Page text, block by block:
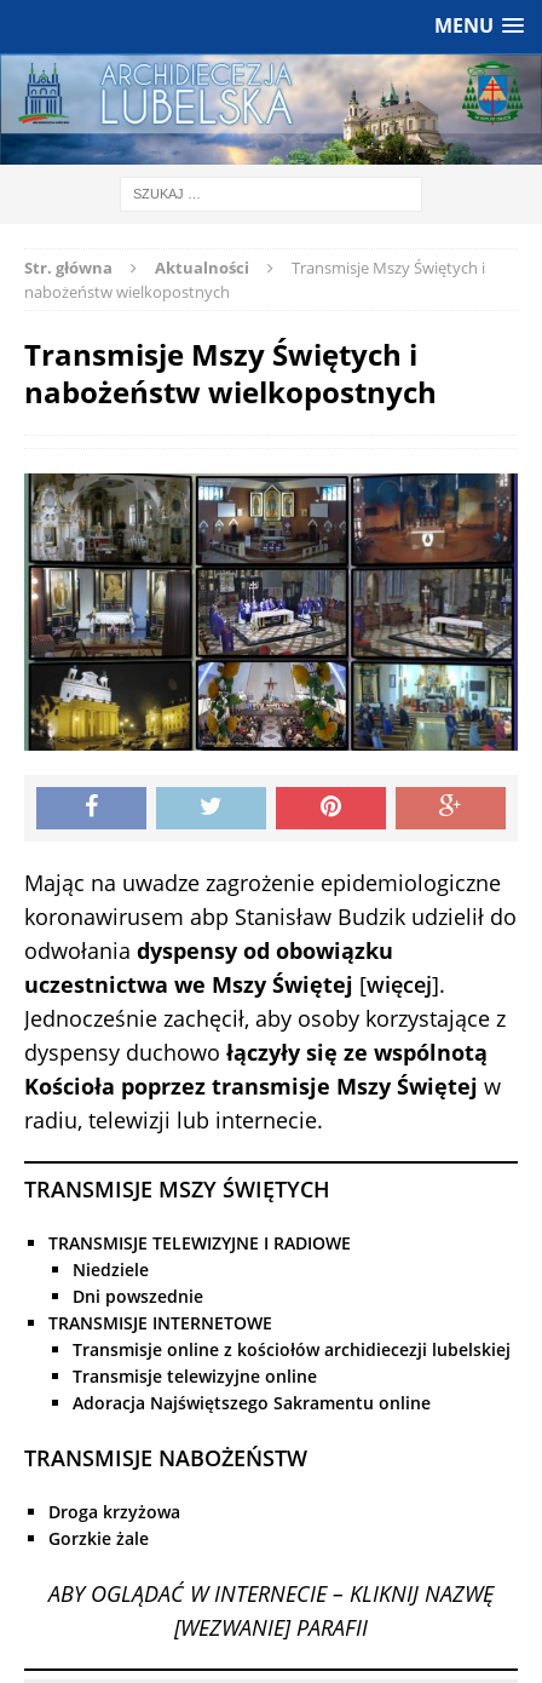
MENU
Str. główna Aktualności
Transmisje Mszy Świętych i
nabożeństw wielkopostnych
Transmisje Mszy Świętych i
nabożeństw wielkopostnych
Mając na uwadze zagrożenie epidemiologiczne
koronawirusem abp Stanisław Budzik udzielił do
odwołania dyspensy od obowiązku
uczestnictwa we Mszy Świętej [więcej].
Jednocześnie zachęcił, aby osoby korzystające z
dyspensy duchowo łączyły się ze wspólnotą
Kościoła poprzez transmisje Mszy Świętej w
radiu, telewizji lub internecie.
TRANSMISJE MSZY ŚWIĘTYCH
TRANSMISJE TELEWIZYJNE I RADIOWE
Niedziele
Dni powszednie
TRANSMISJE INTERNETOWE
Transmisje online z kościołów archidiecezji lubelskiej
Transmisje telewizyjne online
Adoracja Najświętszego Sakramentu online
TRANSMISJE NABOŻEŃSTW
Droga krzyżowa
Gorzkie żale
ABY OGLĄDAĆ W INTERNECIE – KLIKNIJ NAZWĘ
[WEZWANIE] PARAFII